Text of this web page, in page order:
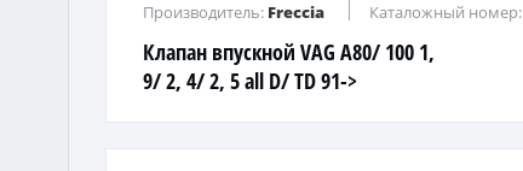
Клапан впускной VAG A80/ 100 1,
9/ 2, 4/ 2, 5 all D/ TD 91->
Производитель: Freccia Каталожный номер: